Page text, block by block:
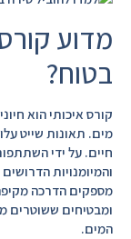
מדוע קורס
בטוח?
קורס איכותי הוא
מים. תאונות שייט
חיים. על ידי
והמיומנויות
מספקים הדרכה מקיפה
ומבטיחים ששוטרים
המים.